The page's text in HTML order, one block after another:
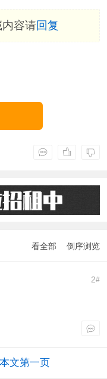
容请回复
看全部 倒序浏览
2#
文第一页